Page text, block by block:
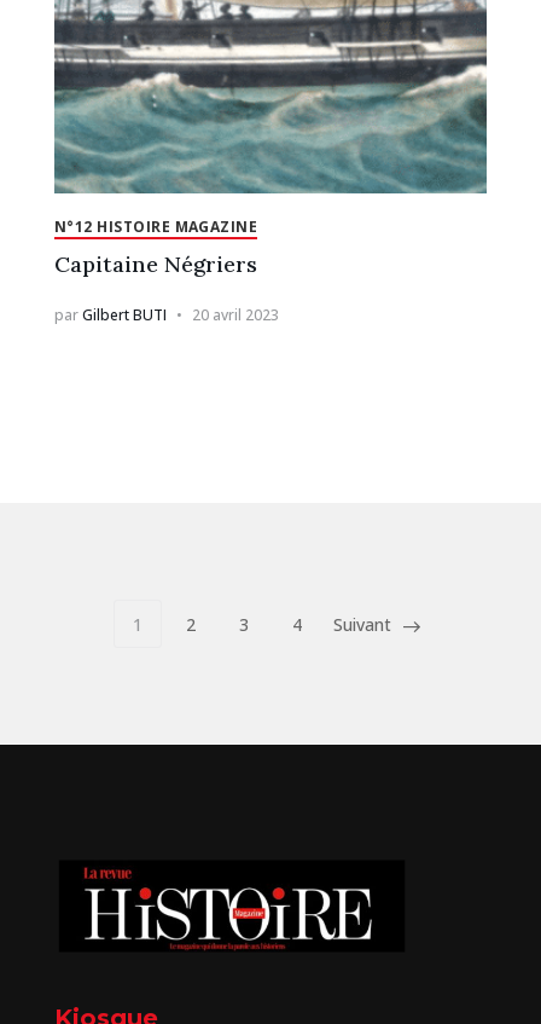
N°12 HISTOIRE MAGAZINE
Capitaine Négriers
parGilbert BUTI 20 avril 2023
1 2 3 4 Suivant
Kiosque